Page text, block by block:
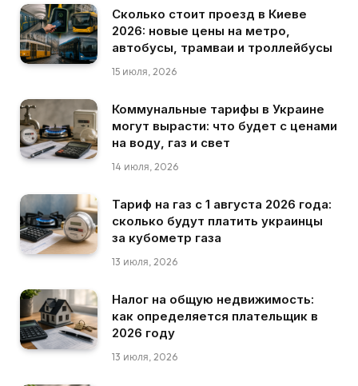
Сколько стоит проезд в Киеве
2026: новые цены на метро,
автобусы, трамваи и троллейбусы
15 июля, 2026
Коммунальные тарифы в Украине
могут вырасти: что будет с ценами
на воду, газ и свет
14 июля, 2026
Тариф на газ с 1 августа 2026 года:
сколько будут платить украинцы
за кубометр газа
13 июля, 2026
Налог на общую недвижимость:
как определяется плательщик в
2026 году
13 июля, 2026